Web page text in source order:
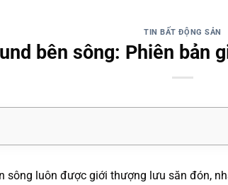
TIN BẤT ĐỘNG SẢN
bên sông: Phiên bản
sông luôn được giới thượng lưu săn đón,